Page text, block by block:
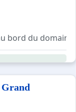
bord du
Grand